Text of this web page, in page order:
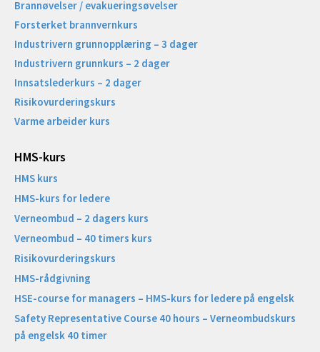
Brannøvelser / evakueringsøvelser
Forsterket brannvernkurs
Industrivern grunnopplæring – 3 dager
Industrivern grunnkurs – 2 dager
Innsatslederkurs – 2 dager
Risikovurderingskurs
Varme arbeider kurs
HMS-kurs
HMS kurs
HMS-kurs for ledere
Verneombud – 2 dagers kurs
Verneombud – 40 timers kurs
Risikovurderingskurs
HMS-rådgivning
HSE-course for managers – HMS-kurs for ledere på engelsk
Safety Representative Course 40 hours – Verneombudskurs
på engelsk 40 timer